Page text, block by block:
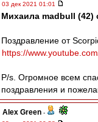
03 дек 2021 01:01
Михаила madbull (42)
Поздравление от
https://
P/s. Огромное всем
поздравления и
Alex Green -